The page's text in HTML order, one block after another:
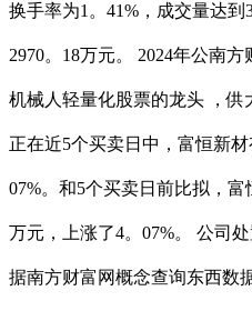
换手率为1。41%，成交量达
2970。18万元。 2024年公南
机械人轻量化股票的龙头 ，供
正在近5个买卖日中，富恒新
07%。和5个买卖日前比拟，
万元，上涨了4。07%。 公司
据南方财富网概念查询东西数